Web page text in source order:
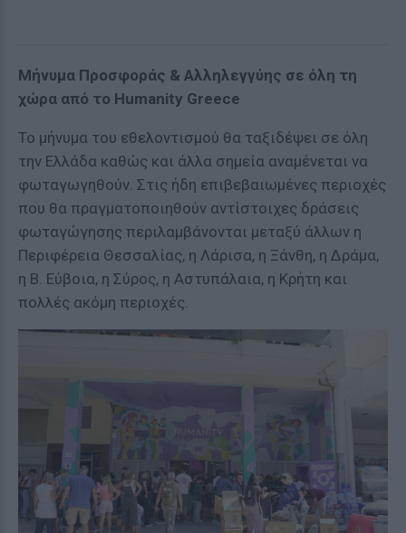
Μήνυμα Προσφοράς & Αλληλεγγύης σε όλη τη
χώρα από το Humanity Greece
Το μήνυμα του εθελοντισμού θα ταξιδέψει σε όλη
την Ελλάδα καθώς και άλλα σημεία αναμένεται να
φωταγωγηθούν. Στις ήδη επιβεβαιωμένες περιοχές
που θα πραγματοποιηθούν αντίστοιχες δράσεις
φωταγώγησης περιλαμβάνονται μεταξύ άλλων η
Περιφέρεια Θεσσαλίας, η Λάρισα, η Ξάνθη, η Δράμα,
η Β. Εύβοια, η Σύρος, η Αστυπάλαια, η Κρήτη και
πολλές ακόμη περιοχές.